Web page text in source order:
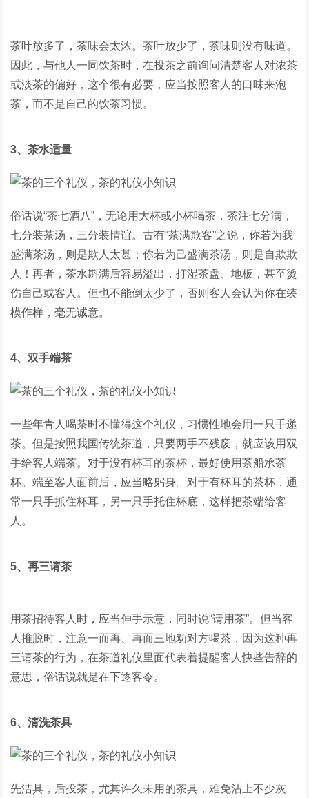
茶叶放多了，茶味会太浓。茶叶放少了，茶味则没有味道。
因此，与他人一同饮茶时，在投茶之前询问清楚客人对浓茶
或淡茶的偏好，这个很有必要，应当按照客人的口味来泡
茶，而不是自己的饮茶习惯。
3、茶水适量
俗话说“茶七酒八”，无论用大杯或小杯喝茶，茶注七分满，
七分装茶汤，三分装情谊。古有“茶满欺客”之说，你若为我
盛满茶汤，则是欺人太甚；你若为己盛满茶汤，则是自欺欺
人！再者，茶水斟满后容易溢出，打湿茶盘、地板，甚至烫
伤自己或客人。但也不能倒太少了，否则客人会认为你在装
模作样，毫无诚意。
4、双手端茶
一些年青人喝茶时不懂得这个礼仪，习惯性地会用一只手递
茶。但是按照我国传统茶道，只要两手不残废，就应该用双
手给客人端茶。对于没有杯耳的茶杯，最好使用茶船承茶
杯。端至客人面前后，应当略躬身。对于有杯耳的茶杯，通
常一只手抓住杯耳，另一只手托住杯底，这样把茶端给客
人。
5、再三请茶
用茶招待客人时，应当伸手示意，同时说“请用茶”。但当客
人推脱时，注意一而再、再而三地劝对方喝茶，因为这种再
三请茶的行为，在茶道礼仪里面代表着提醒客人快些告辞的
意思，俗话说就是在下逐客令。
6、清洗茶具
先洁具，后投茶，尤其许久未用的茶具，难免沾上不少灰